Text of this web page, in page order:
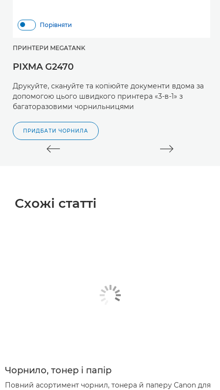
Порівняти
ПРИНТЕРИ MEGATANK
PIXMA G2470
Друкуйте, скануйте та копіюйте документи вдома за
допомогою цього швидкого принтера «3-в-1» з
багаторазовими чорнильницями
ПРИДБАТИ ЧОРНИЛА
Схожі статті
Чорнило, тонер і папір
Повний асортимент чорнил, тонера й паперу Canon для